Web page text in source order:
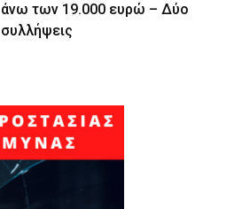
άνω των 19.000 ευρώ – Δύο
συλλήψεις